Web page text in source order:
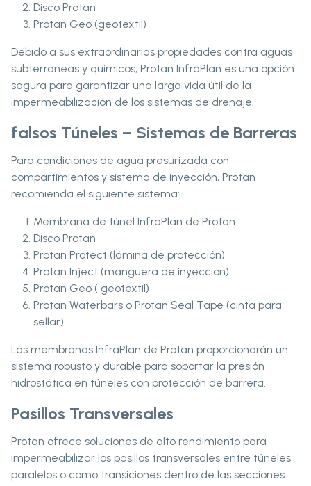
Disco Protan
Protan Geo (geotextil)
Debido a sus extraordinarias propiedades contra aguas
subterráneas y químicos, Protan InfraPlan es una opción
segura para garantizar una larga vida útil de la
impermeabilización de los sistemas de drenaje.
falsos Túneles – Sistemas de Barreras
Para condiciones de agua presurizada con
compartimientos y sistema de inyección, Protan
recomienda el siguiente sistema:
Membrana de túnel InfraPlan de Protan
Disco Protan
Protan Protect (lámina de protección)
Protan Inject (manguera de inyección)
Protan Geo ( geotextil)
Protan Waterbars o Protan Seal Tape (cinta para
sellar)
Las membranas InfraPlan de Protan proporcionarán un
sistema robusto y durable para soportar la presión
hidrostática en túneles con protección de barrera.
Pasillos Transversales
Protan ofrece soluciones de alto rendimiento para
impermeabilizar los pasillos transversales entre túneles
paralelos o como transiciones dentro de las secciones.